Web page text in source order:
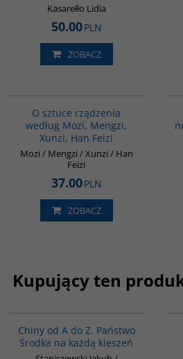
Kasarełło Lidia
50.00PLN
ZOBACZ
O sztuce rządzenia
według Mozi, Mengzi,
Xunzi, Han Feizi
Mozi / Mengzi / Xunzi / Han
Feizi
37.00PLN
ZOBACZ
Kupujący ten
Chiny od A do Z. Państwo
Środka na każdą kieszeń